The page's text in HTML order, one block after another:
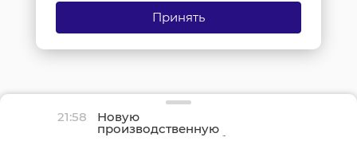
21:58 Новую
производственную
площадку птицефабрики
Принять